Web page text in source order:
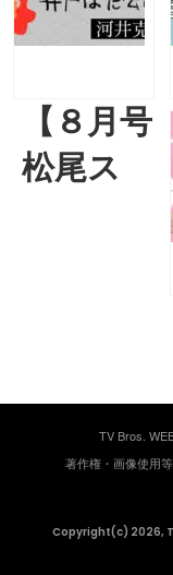
【８月号
松尾ス
「どど
んこ」
『チー
ム紅卍
TV Bros.
著作権・画像使用
Copyright(c) 2026,